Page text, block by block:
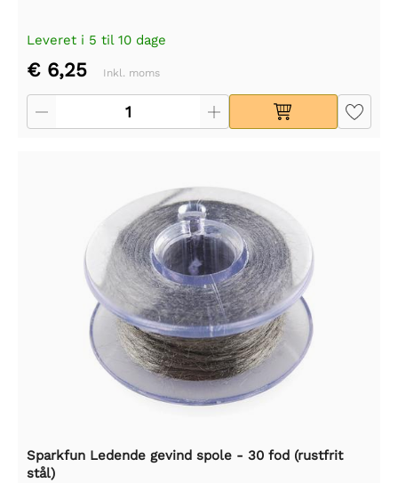
Leveret i 5 til 10 dage
€ 6,25 Inkl. moms
Sparkfun Ledende gevind spole - 30 fod (rustfrit
stål)